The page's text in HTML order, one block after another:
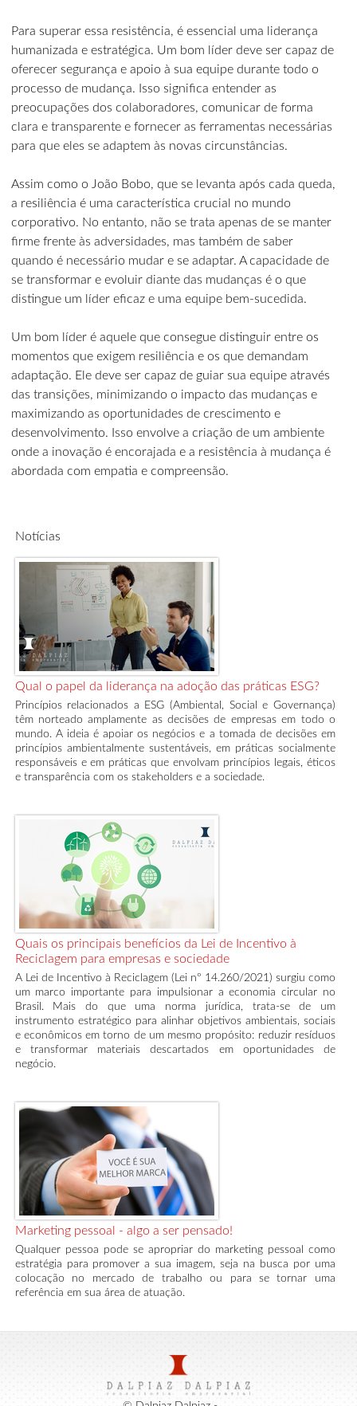
Para superar essa resistência, é essencial uma liderança
humanizada e estratégica. Um bom líder deve ser capaz de
oferecer segurança e apoio à sua equipe durante todo o
processo de mudança. Isso significa entender as
preocupações dos colaboradores, comunicar de forma
clara e transparente e fornecer as ferramentas necessárias
para que eles se adaptem às novas circunstâncias.
Assim como o João Bobo, que se levanta após cada queda,
a resiliência é uma característica crucial no mundo
corporativo. No entanto, não se trata apenas de se manter
firme frente às adversidades, mas também de saber
quando é necessário mudar e se adaptar. A capacidade de
se transformar e evoluir diante das mudanças é o que
distingue um líder eficaz e uma equipe bem-sucedida.
Um bom líder é aquele que consegue distinguir entre os
momentos que exigem resiliência e os que demandam
adaptação. Ele deve ser capaz de guiar sua equipe através
das transições, minimizando o impacto das mudanças e
maximizando as oportunidades de crescimento e
desenvolvimento. Isso envolve a criação de um ambiente
onde a inovação é encorajada e a resistência à mudança é
abordada com empatia e compreensão.
Notícias
Qual o papel da liderança na adoção das práticas ESG?
Princípios relacionados a ESG (Ambiental, Social e Governança)
têm norteado amplamente as decisões de empresas em todo o
mundo. A ideia é apoiar os negócios e a tomada de decisões em
princípios ambientalmente sustentáveis, em práticas socialmente
responsáveis ​​e em práticas que envolvam princípios legais, éticos
e transparência com os stakeholders e a sociedade.
Quais os principais benefícios da Lei de Incentivo à
Reciclagem para empresas e sociedade
A Lei de Incentivo à Reciclagem (Lei nº 14.260/2021) surgiu como
um marco importante para impulsionar a economia circular no
Brasil. Mais do que uma norma jurídica, trata-se de um
instrumento estratégico para alinhar objetivos ambientais, sociais
e econômicos em torno de um mesmo propósito: reduzir resíduos
e transformar materiais descartados em oportunidades de
negócio.
Marketing pessoal - algo a ser pensado!
Qualquer pessoa pode se apropriar do marketing pessoal como
estratégia para promover a sua imagem, seja na busca por uma
colocação no mercado de trabalho ou para se tornar uma
referência em sua área de atuação.